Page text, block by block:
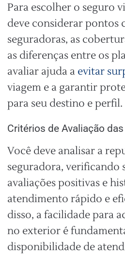
Para escolher o seguro
deve considerar pontos
seguradoras, as
as diferenças entre os
avaliar ajuda a evitar
viagem e a garantir
para seu destino e perfil.
Critérios de Avaliação
Você deve analisar a
seguradora, verificando
avaliações positivas e
atendimento rápido e
disso, a facilidade para
no exterior é
disponibilidade de